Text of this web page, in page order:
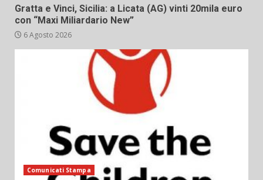
Gratta e Vinci, Sicilia: a Licata (AG) vinti 20mila euro
con “Maxi Miliardario New”
6 Agosto 2026
Comunicati Stampa